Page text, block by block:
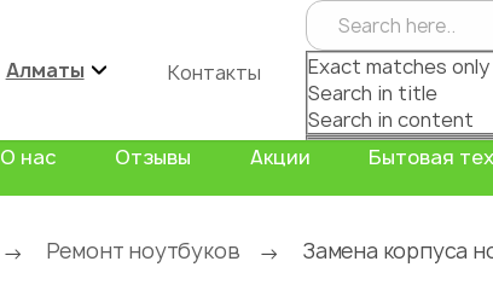
Алматы Контакты
Exact matches only
Search in title
Search in content
О нас Отзывы Акции Бытовая
→ Ремонт ноутбуков → Замена корпуса